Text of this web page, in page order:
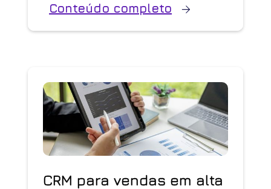
Conteúdo completo
CRM para vendas em alta